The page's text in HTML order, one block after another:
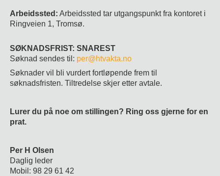
Arbeidssted: Arbeidssted tar utgangspunkt fra kontoret i
Ringveien 1, Tromsø.
SØKNADSFRIST: SNAREST
Søknad sendes til: per@htvakta.no
Søknader vil bli vurdert fortløpende frem til
søknadsfristen. Tiltredelse skjer etter avtale.
Lurer du på noe om stillingen? Ring oss gjerne for en
prat.
Per H Olsen
Daglig leder
Mobil: 98 29 61 42